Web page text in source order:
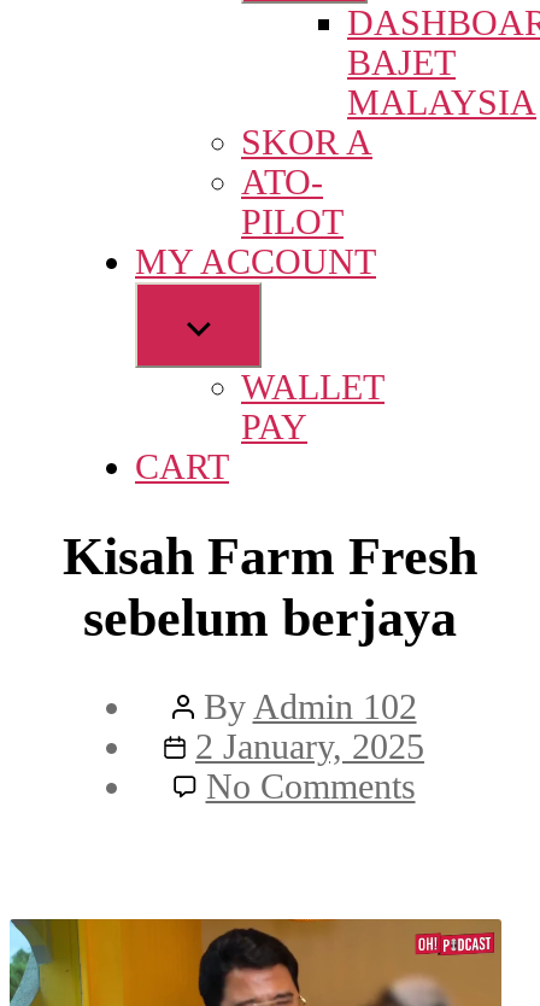
menu
BAJET
MALAYSIA
SKOR A
ATO-
PILOT
MY ACCOUNT
Show
sub
menuWALLET
PAY
CART
Kisah Farm Fresh
sebelum berjaya
Post
author
By Admin 102
Post
date
2 January, 2025
No Commentson
sebelum
berjaya